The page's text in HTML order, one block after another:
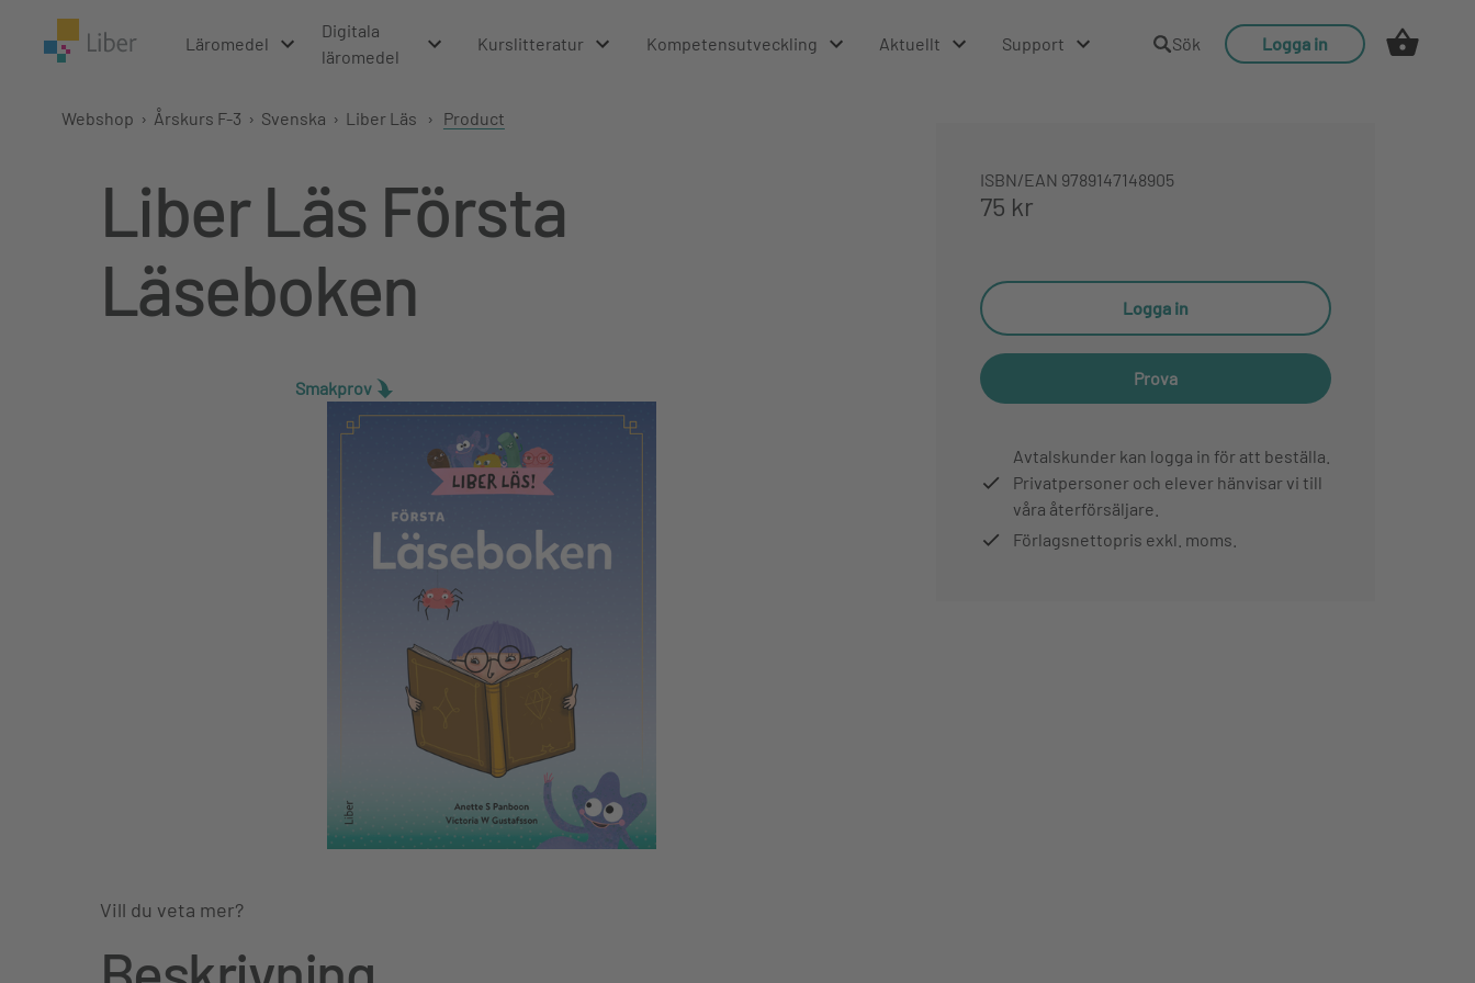
Läromedel
Digitala
läromedel
Kurslitteratur Kompetensutveckling Aktuellt Support Sök Logga in
Webshop › Årskurs F-3 › Svenska › Liber Läs › Product
Liber Läs Första
Läseboken
Smakprov
Vill du veta mer?
ISBN/EAN 9789147148905
75 kr
Logga in
Prova
Avtalskunder kan logga in för att beställa.
Privatpersoner och elever hänvisar vi till
våra återförsäljare.
Förlagsnettopris exkl. moms.